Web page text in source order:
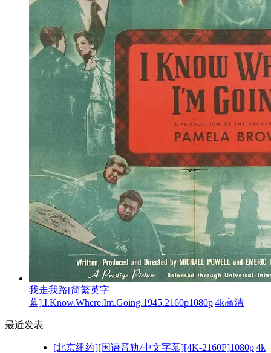
我走我路[简繁英字
幕].I.Know.Where.Im.Going.1945.2160p1080p|4k高清
最近发表
[北京纽约][国语音轨/中文字幕][4K-2160P]1080p|4k